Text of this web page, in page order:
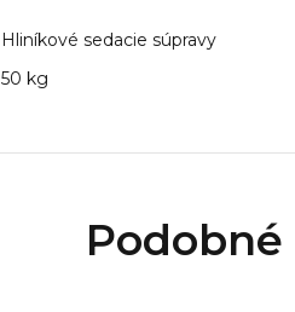
Hliníkové sedacie súpravy
50 kg
Podobné